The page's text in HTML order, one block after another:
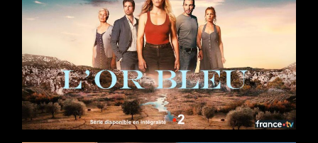
/Drame/Thriller
Valérie Karsenti, Marie Kremer, Samir
France, France Télévisions